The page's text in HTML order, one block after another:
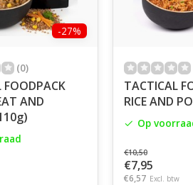
-27%
(0)
AND
TACTICAL
RICE AND
Op
€10,50
€7,95
€6,57 Excl. btw